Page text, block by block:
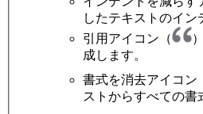
したテキストのイン
引用アイコン（
成します。
書式を消去アイコン
ストからすべての書